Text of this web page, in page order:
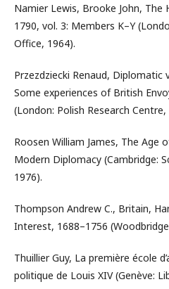
Namier Lewis, Brooke John, The
1790, vol. 3: Members K–Y
Office, 1964).
Przezdziecki Renaud, Diplomatic
Some experiences of British
(London: Polish Research Centre,
Roosen William James, The Age
Modern Diplomacy (Cambridge:
1976).
Thompson Andrew C., Britain,
Interest, 1688–1756
Thuillier Guy, La première école
politique de Louis XIV (Genève: